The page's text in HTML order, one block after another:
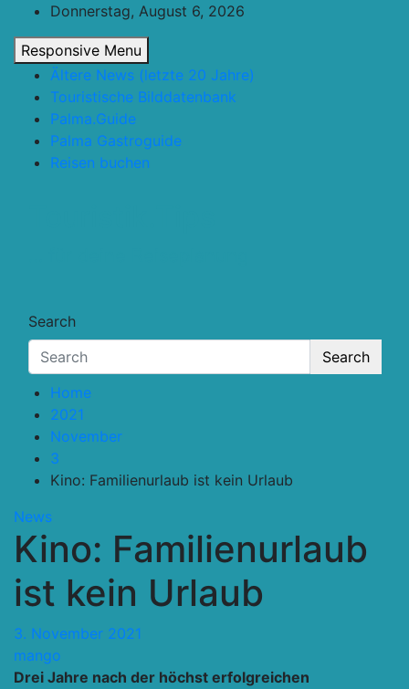
content
Donnerstag, August 6, 2026
Responsive Menu
Ältere News (letzte 20 Jahre)
Touristische Bilddatenbank
Palma.Guide
Palma Gastroguide
Reisen buchen
Search
Search
Home
2021
November
3
Kino: Familienurlaub ist kein Urlaub
News
Kino: Familienurlaub
ist kein Urlaub
3. November 2021
mango
Drei Jahre nach der höchst erfolgreichen